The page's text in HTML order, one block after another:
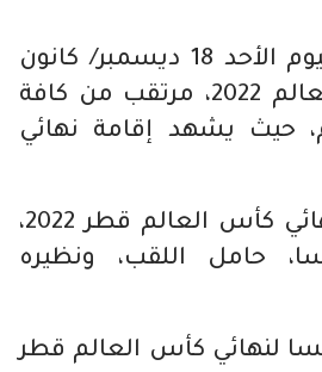
مواعيد مباريات اليوم الأحد 18 ديسمبر/ كانون
الأول في كأس العالم 2022، مرتقب من كافة
حيث يشهد إقامة نهائي
ويترقب الجميع نهائي كأس العالم قطر 2022،
حامل اللقب، ونظيره
لنهائي كأس العالم قطر